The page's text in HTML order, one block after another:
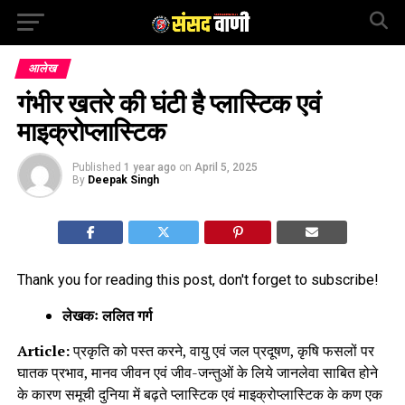
आलेख
गंभीर खतरे की घंटी है प्लास्टिक एवं
माइक्रोप्लास्टिक
Published 1 year ago on April 5, 2025
By Deepak Singh
Thank you for reading this post, don't forget to subscribe!
लेखकः ललित गर्ग
Article:प्रकृति को पस्त करने, वायु एवं जल प्रदूषण, कृषि फसलों पर
घातक प्रभाव, मानव जीवन एवं जीव-जन्तुओं के लिये जानलेवा साबित होने
के कारण समूची दुनिया में बढ़ते प्लास्टिक एवं माइक्रोप्लास्टिक के कण एक